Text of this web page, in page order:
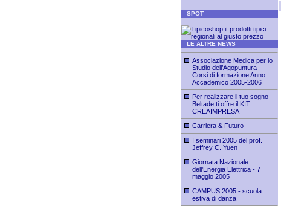
SPOT
LE ALTRE NEWS
Associazione Medica per lo
Studio dell’Agopuntura -
Corsi di formazione Anno
Accademico 2005-2006
Per realizzare il tuo sogno
Beltade ti offre il KIT
CREAIMPRESA
Carriera & Futuro
I seminari 2005 del prof.
Jeffrey C. Yuen
Giornata Nazionale
dell’Energia Elettrica - 7
maggio 2005
CAMPUS 2005 - scuola
estiva di danza